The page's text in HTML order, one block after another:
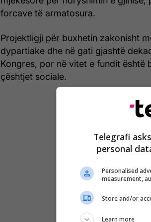
forcave të armatosura.
Projektligji për buxhetin zakonisht
dypartiake dhe në gati gjashtë
Kongres, por në vitet e fundit është
çështjet sociale.
Telegrafi
personal
Personalised
measurement,
Store and/or
Learn more